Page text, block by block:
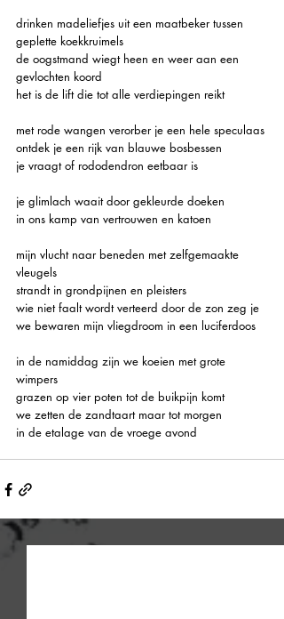
drinken madeliefjes uit een maatbeker tussen
geplette koekkruimels
de oogstmand wiegt heen en weer aan een
gevlochten koord
het is de lift die tot alle verdiepingen reikt
met rode wangen verorber je een hele speculaas
ontdek je een rijk van blauwe bosbessen
je vraagt of rododendron eetbaar is
je glimlach waait door gekleurde doeken
in ons kamp van vertrouwen en katoen
mijn vlucht naar beneden met zelfgemaakte
vleugels
strandt in grondpijnen en pleisters
wie niet faalt wordt verteerd door de zon zeg je
we bewaren mijn vliegdroom in een luciferdoos
in de namiddag zijn we koeien met grote
wimpers
grazen op vier poten tot de buikpijn komt
we zetten de zandtaart maar tot morgen
in de etalage van de vroege avond